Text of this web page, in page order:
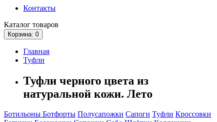
Контакты
Каталог товаров
Корзина: 0
Главная
Туфли
Туфли черного цвета из
натуральной кожи. Лето
Ботильоны Ботфорты Полусапожки Сапоги Туфли Кроссовки